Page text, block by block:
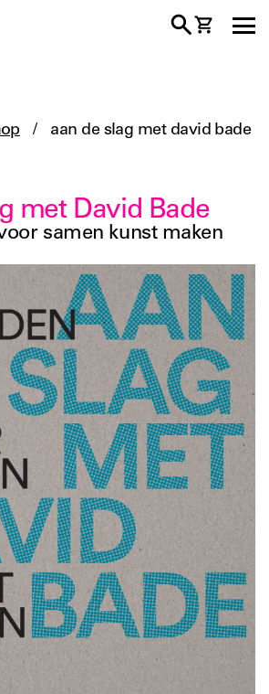
/ aan de slag met david bade
met David Bade
samen kunst maken